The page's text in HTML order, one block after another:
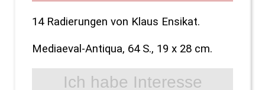
14 Radierungen von Klaus Ensikat.
Mediaeval-Antiqua, 64 S., 19 x 28 cm.